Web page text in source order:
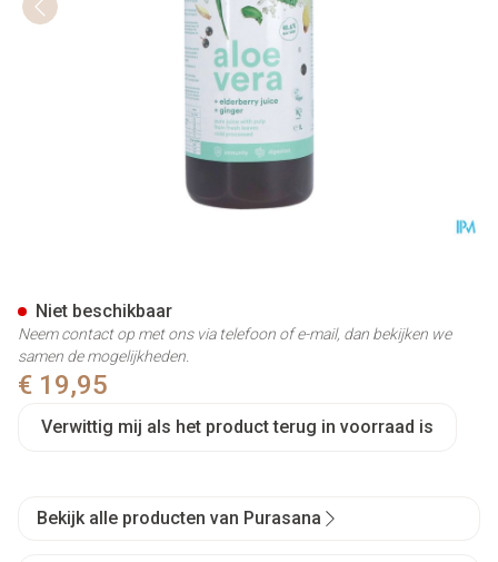
€ 19,95
Verwittig mij als het product terug in voorraad is
Niet beschikbaar
Neem contact op met ons via telefoon of e-mail, dan bekijken we
samen de mogelijkheden.
Bekijk alle producten van Purasana